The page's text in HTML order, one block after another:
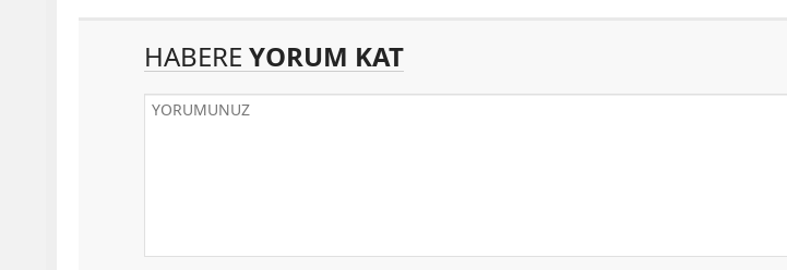
HABERE YORUM KAT